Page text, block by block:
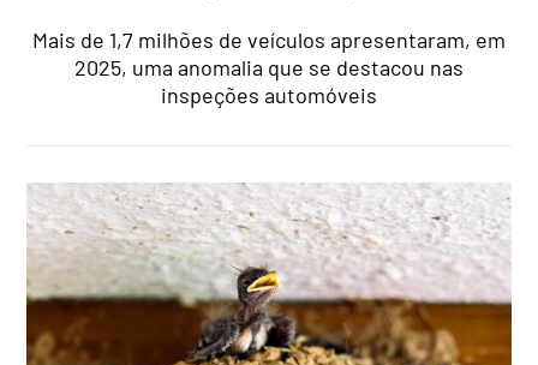
Mais de 1,7 milhões de veículos apresentaram, em
2025, uma anomalia que se destacou nas
inspeções automóveis